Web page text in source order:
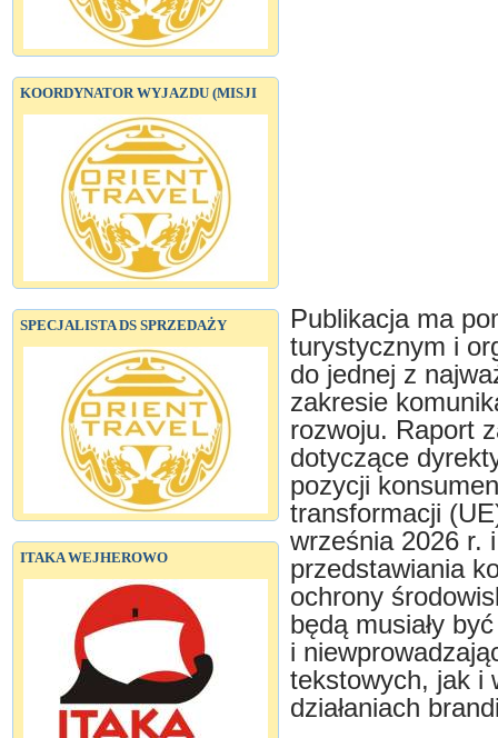
KOORDYNATOR WYJAZDU (MISJI
SPECJALISTA DS SPRZEDAŻY
ITAKA WEJHEROWO
Publikacja ma
turystycznym i
do jednej z
zakresie
rozwoju. Raport
dotyczące
pozycji
transformacji
września 2026 r.
przedstawiania
ochrony
będą musiały
i
tekstowych, jak i
działaniach